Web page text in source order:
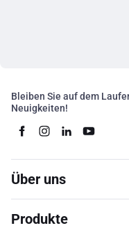
Bleiben Sie auf dem
Neuigkeiten!
Über uns
Produkte